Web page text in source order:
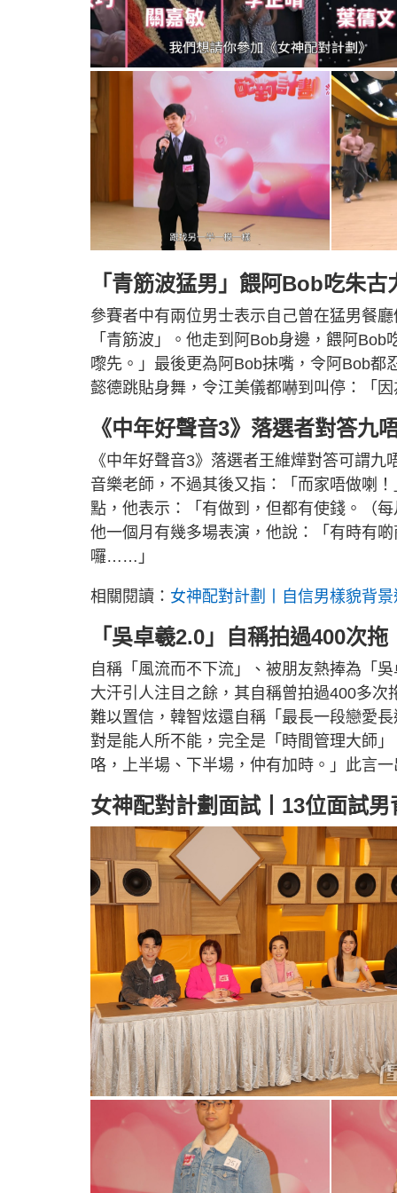
「青筋波猛男」餵阿Bob吃朱古
參賽者中有兩位男士表示自己曾在猛男餐
「青筋波」。他走到阿Bob身邊，餵阿
嚟先。」最後更為阿Bob抹嘴，令阿Bob
懿德跳貼身舞，令江美儀都嚇到叫停：「
《中年好聲音3》落選者對答九
《中年好聲音3》落選者王維燁對答可謂
音樂老師，不過其後又指：「而家唔做喇
點，他表示：「有做到，但都有使錢。（
他一個月有幾多場表演，他說：「有時
囉……」
相關閱讀： 女神配對計劃丨自信男樣貌背
「吳卓羲2.0」自稱拍過400次拖
自稱「風流而不下流」、被朋友熱捧為「
大汗引人注目之餘，其自稱曾拍過400多
難以置信，韓智炫還自稱「最長一段戀愛
對是能人所不能，完全是「時間管理大師
咯，上半場、下半場，仲有加時。」此言
女神配對計劃面試丨13位面試